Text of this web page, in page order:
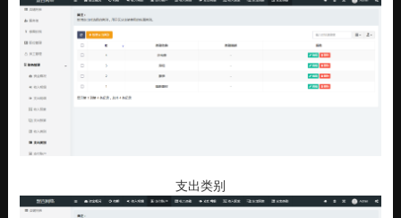
支出类别